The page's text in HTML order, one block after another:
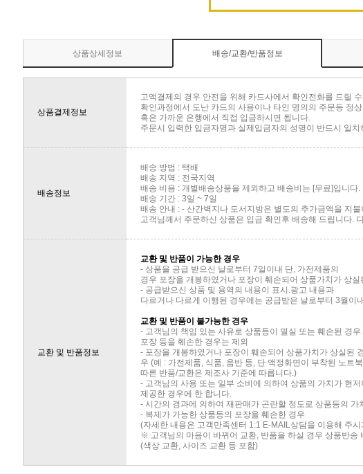
상품상세정보 배송/교환/반품정보
상품결제정보
고액결제의 경우 안전을 위해 카드사에서 확인전화를 드릴
확인과정에서 도난 카드의 사용이나 타인 명의의 주문등 정
혹은 가까운 은행에서 직접 입금하시면 됩니다.
주문시 입력한 입금자명과 실제입금자의 성명이 반드시 일
배송정보
배송 방법 : 택배
배송 지역 : 전국지역
배송 비용 : 개별배송상품을 제외하고 배송비는 [무료]입니다.
배송 기간 : 3일 ~ 7일
배송 안내 : - 산간벽지나 도서지방은 별도의 추가금액을 지
고객님께서 주문하신 상품은 입금 확인후 배송해 드립니다.
교환 및 반품정보
교환 및 반품이 가능한 경우
- 상품을 공급 받으신 날로부터 7일이내 단, 가전제품의
경우 포장을 개봉하였거나 포장이 훼손되어 상품가치가 상
- 공급받으신 상품 및 용역의 내용이 표시.광고 내용과
다르거나 다르게 이행된 경우에는 공급받은 날로부터 3월이
교환 및 반품이 불가능한 경우
- 고객님의 책임 있는 사유로 상품등이 멸실 또는 훼손된 경
포장 등을 훼손한 경우는 제외
- 포장을 개봉하였거나 포장이 훼손되어 상품가치가 상실된 경
우 (예 : 가전제품, 식품, 음반 등, 단 액정화면이 부착된 노트
따른 반품/교환은 제조사 기준에 따릅니다.)
- 고객님의 사용 또는 일부 소비에 의하여 상품의 가치가 현
제공한 경우에 한 합니다.
- 시간의 경과에 의하여 재판매가 곤란할 정도로 상품등의 가
- 복제가 가능한 상품등의 포장을 훼손한 경우
(자세한 내용은 고객만족센터 1:1 E-MAIL상담을 이용해 주시
※ 고객님의 마음이 바뀌어 교환, 반품을 하실 경우 상품반송
(색상 교환, 사이즈 교환 등 포함)